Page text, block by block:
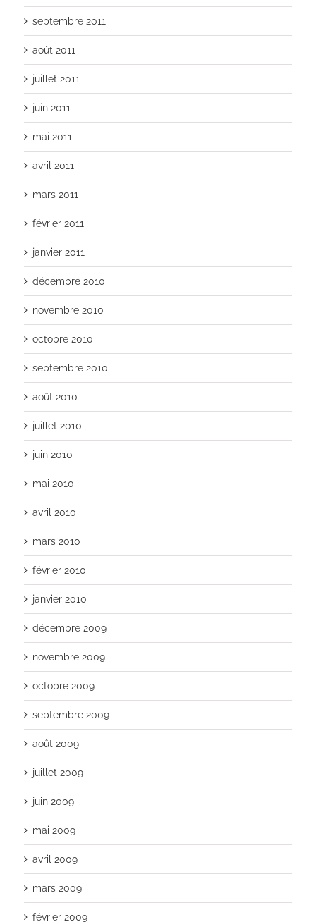
septembre 2011
août 2011
juillet 2011
juin 2011
mai 2011
avril 2011
mars 2011
février 2011
janvier 2011
décembre 2010
novembre 2010
octobre 2010
septembre 2010
août 2010
juillet 2010
juin 2010
mai 2010
avril 2010
mars 2010
février 2010
janvier 2010
décembre 2009
novembre 2009
octobre 2009
septembre 2009
août 2009
juillet 2009
juin 2009
mai 2009
avril 2009
mars 2009
février 2009